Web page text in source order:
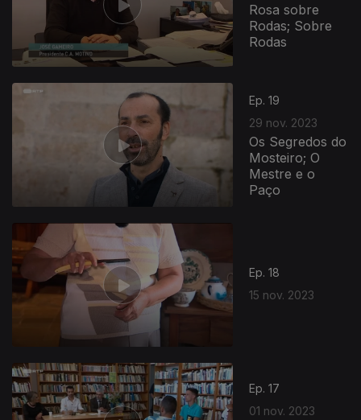
Rosa sobre
Rodas; Sobre
Rodas
Ep. 19
29 nov. 2023
Os Segredos do
Mosteiro; O
Mestre e o
Paço
Ep. 18
15 nov. 2023
Ep. 17
01 nov. 2023